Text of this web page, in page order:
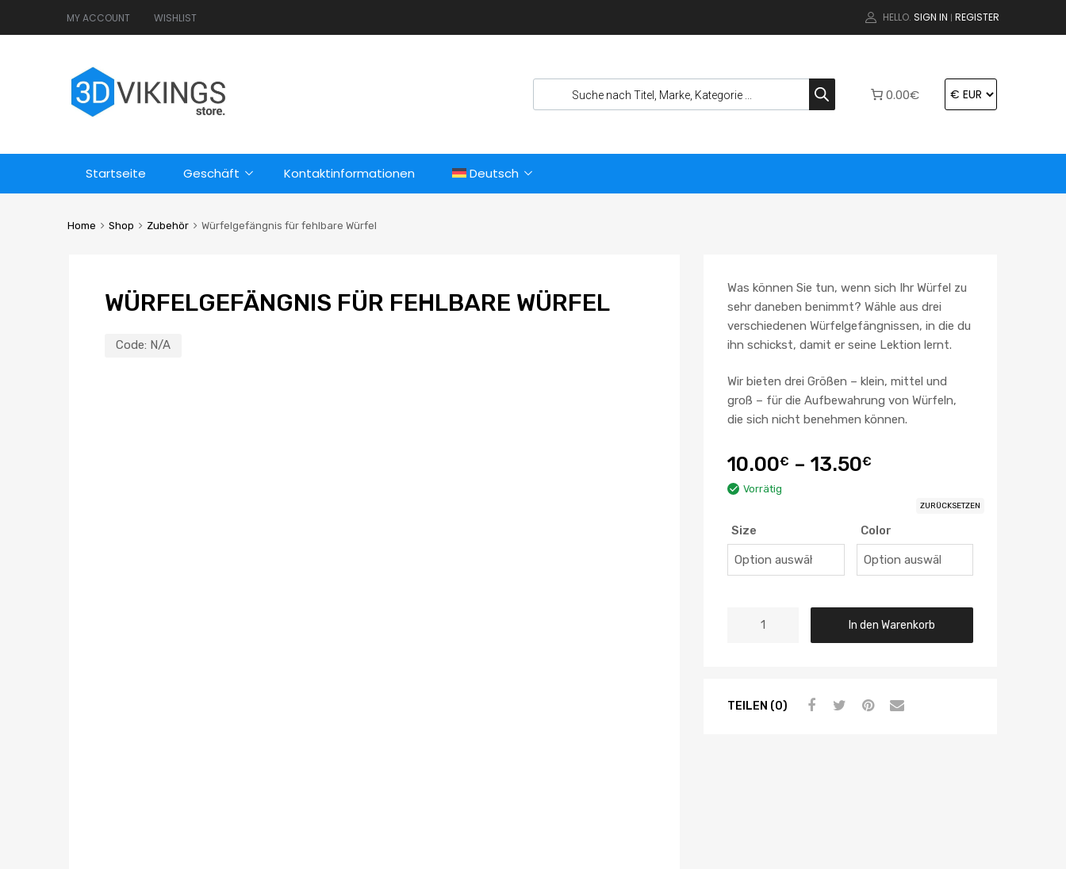
MY ACCOUNT WISHLIST HELLO. SIGN IN | REGISTER
0.00€
Startseite Geschäft Kontaktinformationen Deutsch
Home Shop Zubehör Würfelgefängnis für fehlbare Würfel
WÜRFELGEFÄNGNIS FÜR FEHLBARE WÜRFEL
Code: N/A
Was können Sie tun, wenn sich Ihr Würfel zu
sehr daneben benimmt? Wähle aus drei
verschiedenen Würfelgefängnissen, in die du
ihn schickst, damit er seine Lektion lernt.
Wir bieten drei Größen – klein, mittel und
groß – für die Aufbewahrung von Würfeln,
die sich nicht benehmen können.
10.00€ – 13.50€
Vorrätig
Size Color
ZURÜCKSETZEN
In den Warenkorb
TEILEN (0)